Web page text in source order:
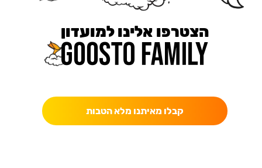
הצטרפו אלינו למועדון
קבלו מאיתנו מלא הטבות